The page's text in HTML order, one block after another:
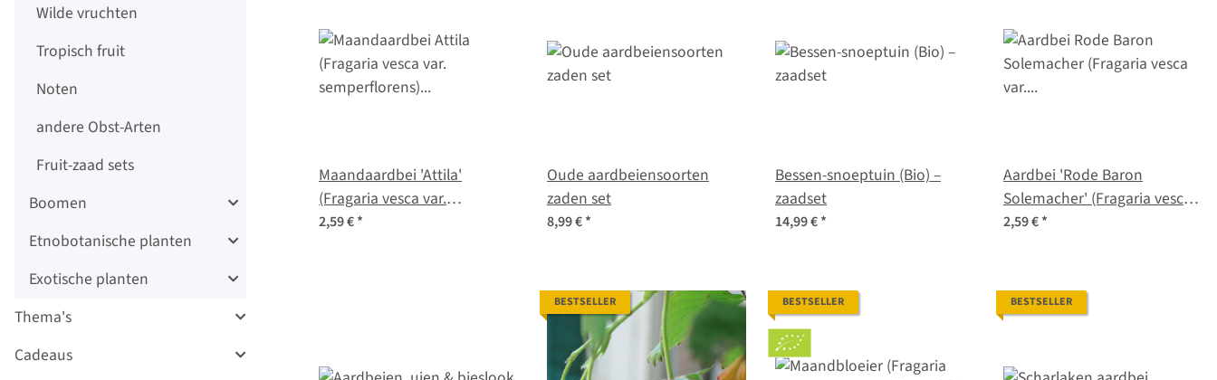
Maandaardbei 'Attila'
(Fragaria vesca var.
semperflorens) zaden
2,59 €*
Oude aardbeiensoorten
zaden set
8,99 €*
Bessen-snoeptuin (Bio) –
zaadset
14,99 €*
Aardbei 'Rode Baron
Solemacher' (Fragaria vesca
var. semperflorens) zaden
2,59 €*
BESTSELLER BESTSELLER BESTSELLER
Wilde vruchten
Tropisch fruit
Noten
andere Obst-Arten
Fruit-zaad sets
Boomen
Etnobotanische planten
Exotische planten
Thema's
Cadeaus